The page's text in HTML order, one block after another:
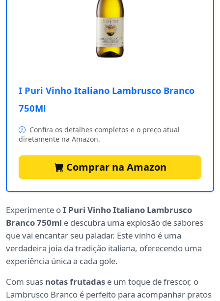
I Puri Vinho Italiano Lambrusco Branco
750Ml
Confira os detalhes completos e o preço atual
diretamente na Amazon.
Comprar na Amazon
Experimente oI Puri Vinho Italiano Lambrusco
Branco 750ml e descubra uma explosão de sabores
que vai encantar seu paladar. Este vinho é uma
verdadeira joia da tradição italiana, oferecendo uma
experiência única a cada gole.
Com suas notas frutadas e um toque de frescor, o
Lambrusco Branco é perfeito para acompanhar pratos